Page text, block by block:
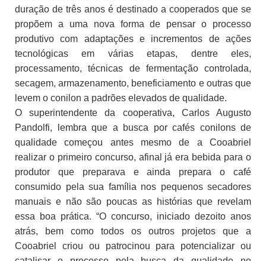
duração de três anos é destinado a cooperados que se
propõem a uma nova forma de pensar o processo
produtivo com adaptações e incrementos de ações
tecnológicas em várias etapas, dentre eles,
processamento, técnicas de fermentação controlada,
secagem, armazenamento, beneficiamento e outras que
levem o conilon a padrões elevados de qualidade.
O superintendente da cooperativa, Carlos Augusto
Pandolfi, lembra que a busca por cafés conilons de
qualidade começou antes mesmo de a Cooabriel
realizar o primeiro concurso, afinal já era bebida para o
produtor que preparava e ainda prepara o café
consumido pela sua família nos pequenos secadores
manuais e não são poucas as histórias que revelam
essa boa prática. “O concurso, iniciado dezoito anos
atrás, bem como todos os outros projetos que a
Cooabriel criou ou patrocinou para potencializar ou